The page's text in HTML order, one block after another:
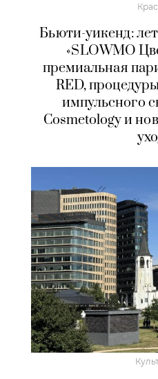
Бьюти-уикенд:
«SLOWMO
премиальная
RED,
импульсного
Cosmetology и